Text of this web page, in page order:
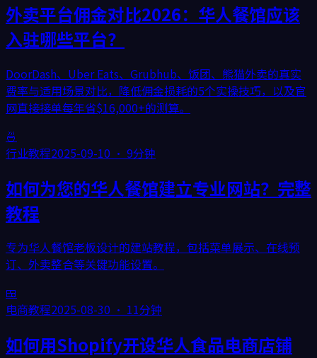
外卖平台佣金对比2026：华人餐馆应该
入驻哪些平台？
DoorDash、Uber Eats、Grubhub、饭团、熊猫外卖的真实
费率与适用场景对比，降低佣金损耗的5个实操技巧，以及官
网直接接单每年省$16,000+的测算。
🍜
行业教程2025-09-10 · 9分钟
如何为您的华人餐馆建立专业网站？完整
教程
专为华人餐馆老板设计的建站教程，包括菜单展示、在线预
订、外卖整合等关键功能设置。
🍱
电商教程2025-08-30 · 11分钟
如何用Shopify开设华人食品电商店铺